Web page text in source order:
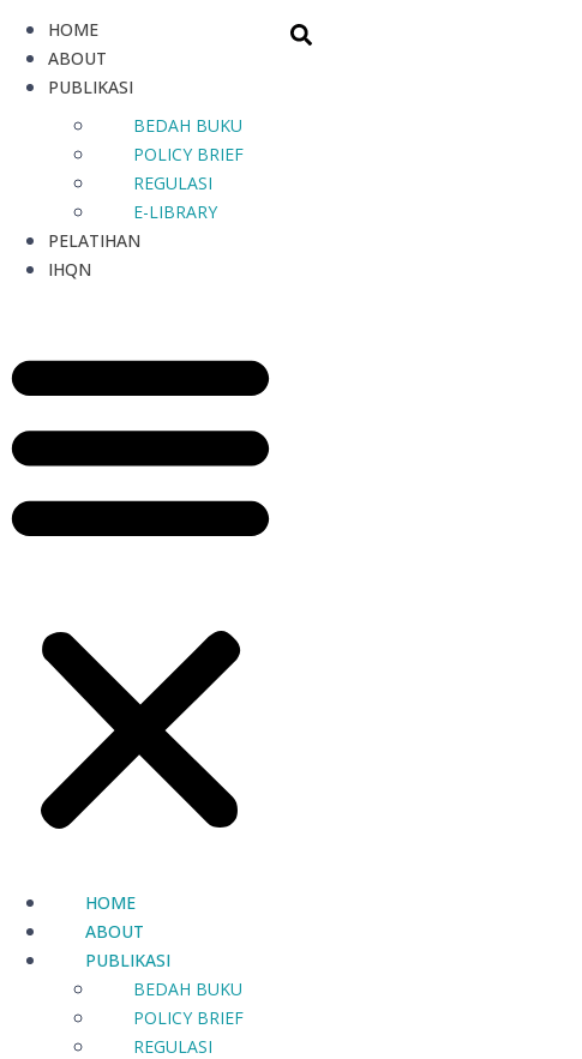
HOME
ABOUT
PUBLIKASI
BEDAH BUKU
POLICY BRIEF
REGULASI
E-LIBRARY
PELATIHAN
IHQN
HOME
ABOUT
PUBLIKASI
BEDAH BUKU
POLICY BRIEF
REGULASI